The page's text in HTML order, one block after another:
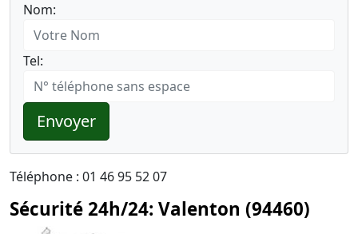
Nom:
Tel:
Envoyer
Téléphone : 01 46 95 52 07
Sécurité 24h/24: Valenton (94460)